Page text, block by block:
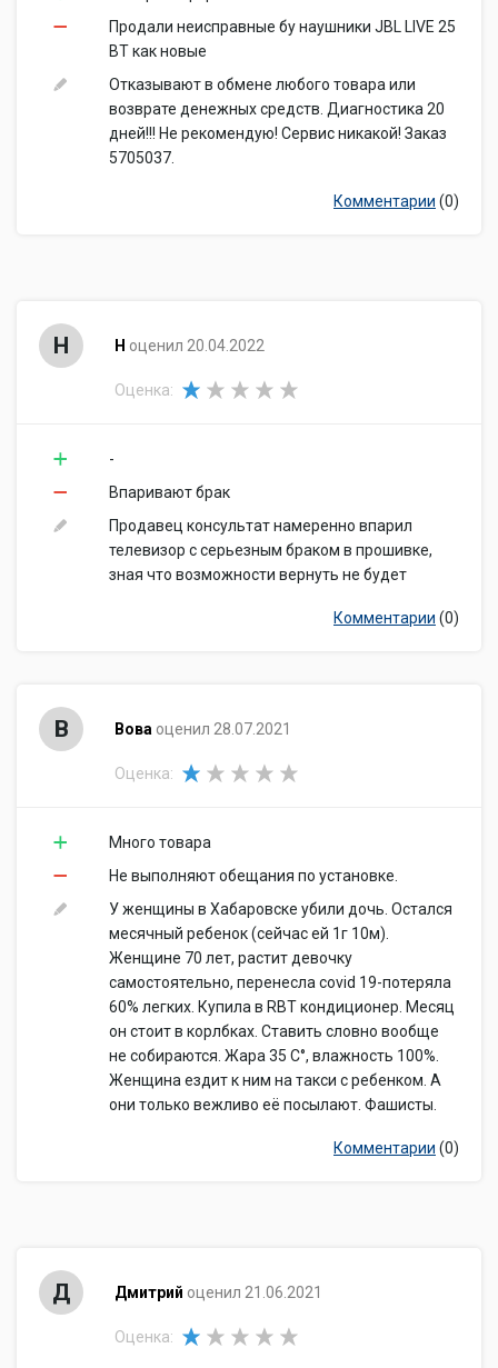
мнению журнала «Деловой квартал» в Челябинске. По
данным внутреннего исследования компании количество
посетителей наших салонов за последний год превысило 10
млн. человек. Мы открыты для покупателя. На сайте вы
увидите реальную стоимость товара и точную дату доставки.
На rbt.ru в разделе «Магазины» указаны адреса
Продали неисправные бу наушники JBL LIVE 25
BT как новые
Отказывают в обмене любого товара или
возврате денежных средств. Диагностика 20
дней!!! Не рекомендую! Сервис никакой! Заказ
5705037.
Комментарии (0)
Н Н оценил 20.04.2022
Оценка:
-
Впаривают брак
Продавец консультат намеренно впарил
телевизор с серьезным браком в прошивке,
зная что возможности вернуть не будет
Комментарии (0)
В Вова оценил 28.07.2021
Оценка:
Много товара
Не выполняют обещания по установке.
У женщины в Хабаровске убили дочь. Остался
месячный ребенок (сейчас ей 1г 10м).
Женщине 70 лет, растит девочку
самостоятельно, перенесла covid 19-потеряла
60% легких. Купила в RBT кондиционер. Месяц
он стоит в корлбках. Ставить словно вообще
не собираются. Жара 35 С°, влажность 100%.
Женщина ездит к ним на такси с ребенком. А
они только вежливо её посылают. Фашисты.
Комментарии (0)
Д Дмитрий оценил 21.06.2021
Оценка: